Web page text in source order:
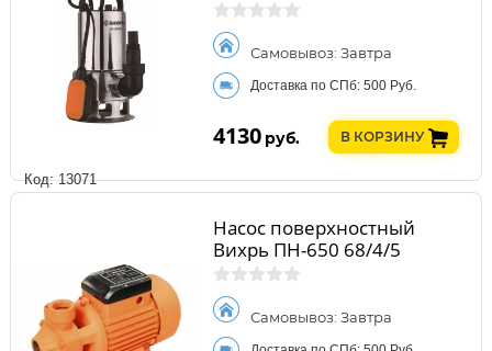
Код: 13071
Самовывоз: Завтра
Доставка по СПб: 500 Руб.
4130 руб. В КОРЗИНУ
Насос поверхностный
Вихрь ПН-650 68/4/5
Самовывоз: Завтра